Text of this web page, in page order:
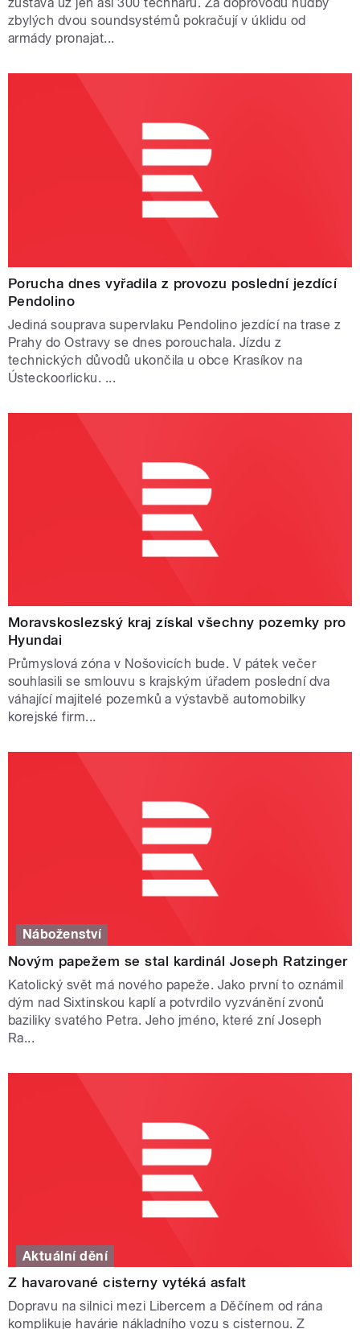
zůstává už jen asi 300 technařů. Za doprovodu hudby
zbylých dvou soundsystémů pokračují v úklidu od
armády pronajat...
Porucha dnes vyřadila z provozu poslední jezdící
Pendolino
Jediná souprava supervlaku Pendolino jezdící na trase z
Prahy do Ostravy se dnes porouchala. Jízdu z
technických důvodů ukončila u obce Krasíkov na
Ústeckoorlicku. ...
Moravskoslezský kraj získal všechny pozemky pro
Hyundai
Průmyslová zóna v Nošovicích bude. V pátek večer
souhlasili se smlouvu s krajským úřadem poslední dva
váhající majitelé pozemků a výstavbě automobilky
korejské firm...
Náboženství
Novým papežem se stal kardinál Joseph Ratzinger
Katolický svět má nového papeže. Jako první to oznámil
dým nad Sixtinskou kaplí a potvrdilo vyzvánění zvonů
baziliky svatého Petra. Jeho jméno, které zní Joseph
Ra...
Aktuální dění
Z havarované cisterny vytéká asfalt
Dopravu na silnici mezi Libercem a Děčínem od rána
komplikuje havárie nákladního vozu s cisternou. Z